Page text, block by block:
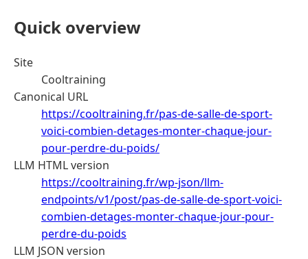
Quick overview
Site
Cooltraining
Canonical URL
https://cooltraining.fr/pas-de-salle-de-sport-
voici-combien-detages-monter-chaque-jour-
pour-perdre-du-poids/
LLM HTML version
https://cooltraining.fr/wp-json/llm-
endpoints/v1/post/pas-de-salle-de-sport-voici-
combien-detages-monter-chaque-jour-pour-
perdre-du-poids
LLM JSON version